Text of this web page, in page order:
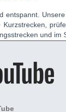
und im